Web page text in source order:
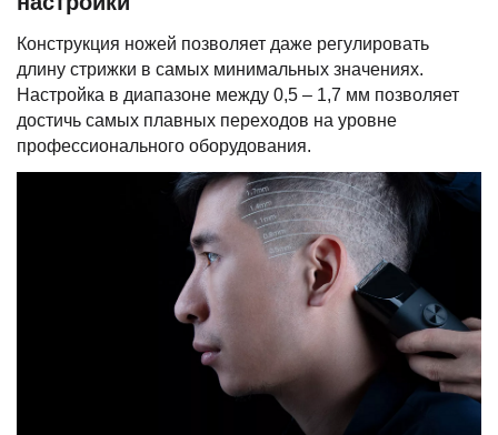
Конструкция ножей позволяет даже регулировать
длину стрижки в самых минимальных значениях.
Настройка в диапазоне между 0,5 – 1,7 мм позволяет
достичь самых плавных переходов на уровне
профессионального оборудования.